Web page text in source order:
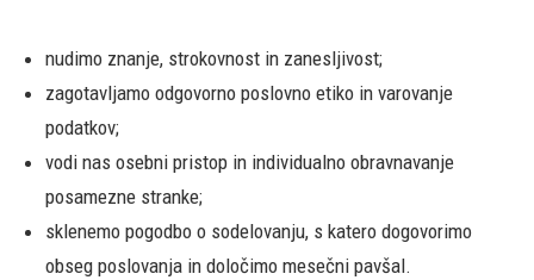
nudimo znanje, strokovnost in zanesljivost;
zagotavljamo odgovorno poslovno etiko in varovanje
podatkov;
vodi nas osebni pristop in individualno obravnavanje
posamezne stranke;
sklenemo pogodbo o sodelovanju, s katero dogovorimo
obseg poslovanja in določimo mesečni pavšal.